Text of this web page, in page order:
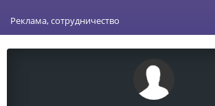
Реклама, сотрудничество